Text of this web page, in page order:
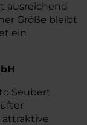
ausreichend
Größe bleibt
ein
Seubert
attraktive